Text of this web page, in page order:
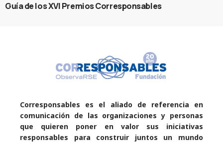
Guía de los XVI Premios Corresponsables
Corresponsables es el aliado de referencia en
comunicación de las organizaciones y personas
que quieren poner en valor sus iniciativas
responsables para construir juntos un mundo